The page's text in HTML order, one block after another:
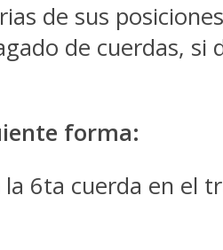
de sus
de cuerdas, si
forma:
6ta cuerda en el